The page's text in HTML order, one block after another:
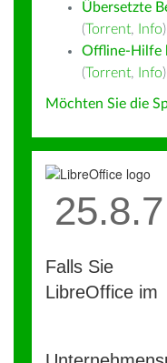
Übersetzte
(Torrent, Info)
Offline-Hilfe
(Torrent, Info)
Möchten Sie die
25.8.7
Falls Sie
LibreOffice im